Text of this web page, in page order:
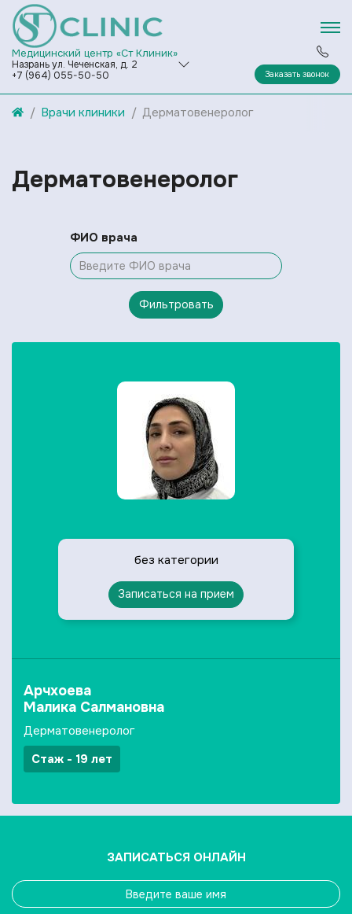
Медицинский центр «Ст Клиник»
Назрань ул. Чеченская, д. 2
+7 (964) 055-50-50
Заказать звонок
Врачи клиники Дерматовенеролог
Дерматовенеролог
ФИО врача
Фильтровать
без категории
Записаться на прием
Арчхоева
Малика Салмановна
Дерматовенеролог
Стаж - 19 лет
ЗАПИСАТЬСЯ ОНЛАЙН